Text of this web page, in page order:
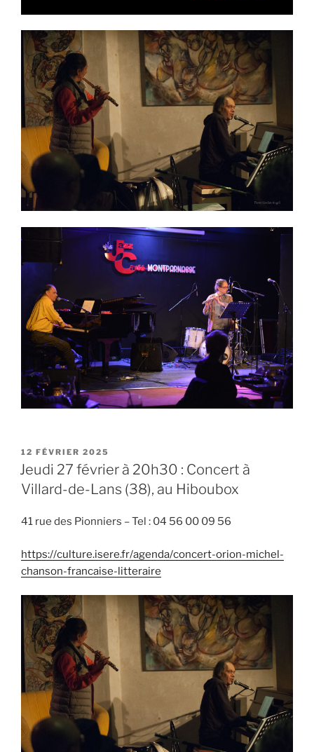
PUBLIÉ
LE
12 FÉVRIER 2025
Jeudi 27 février à 20h30 : Concert à
Villard-de-Lans (38), au Hiboubox
41 rue des Pionniers – Tel : 04 56 00 09 56
https://culture.isere.fr/agenda/concert-orion-michel-
chanson-francaise-litteraire